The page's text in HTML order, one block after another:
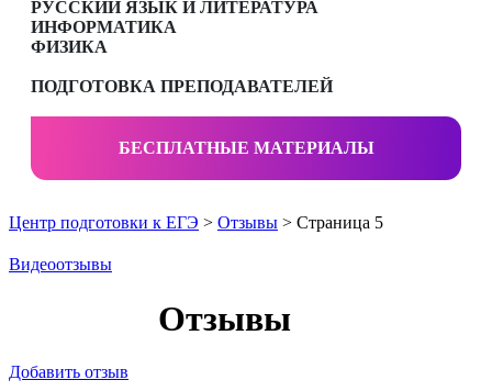
РУССКИЙ ЯЗЫК И ЛИТЕРАТУРА
ИНФОРМАТИКА
ФИЗИКА
ПОДГОТОВКА ПРЕПОДАВАТЕЛЕЙ
БЕСПЛАТНЫЕ МАТЕРИАЛЫ
Центр подготовки к ЕГЭ > Отзывы > Страница 5
Видеоотзывы
Отзывы
Добавить отзыв